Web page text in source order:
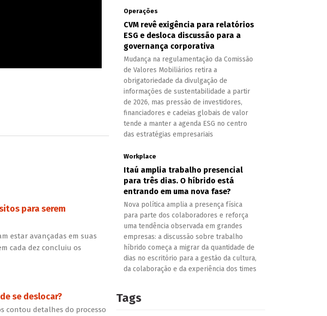
para serem
estar avançadas em suas
cada dez concluiu os
se deslocar?
contou detalhes do processo
Operações
CVM revê exigência para relatórios
ESG e desloca discussão para a
governança corporativa
Mudança na regulamentação da Comissão
de Valores Mobiliários retira a
obrigatoriedade da divulgação de
informações de sustentabilidade a partir
de 2026, mas pressão de investidores,
financiadores e cadeias globais de valor
tende a manter a agenda ESG no centro
das estratégias empresariais
Workplace
Itaú amplia trabalho presencial
para três dias. O híbrido está
entrando em uma nova fase?
Nova política amplia a presença física
para parte dos colaboradores e reforça
uma tendência observada em grandes
empresas: a discussão sobre trabalho
híbrido começa a migrar da quantidade de
dias no escritório para a gestão da cultura,
da colaboração e da experiência dos times
Tags